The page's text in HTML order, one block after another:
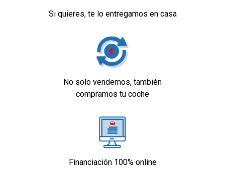
Si quieres, te lo entregamos en casa
No solo vendemos, también
compramos tu coche
Financiación 100% online